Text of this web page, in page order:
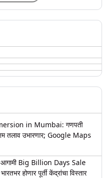
in Mumbai: गणपती
तलाव उभारणार; Google Maps
Big Billion Days Sale
होणार पूर्ती केंद्रांचा विस्तार